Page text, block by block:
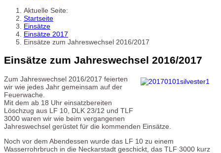
Aktuelle Seite:
Startseite
Einsätze
Einsätze 2017
Einsätze zum Jahreswechsel 2016/2017
Einsätze zum Jahreswechsel 2016/2017
Zum Jahreswechsel 2016/2017 feierten
wir wie jedes Jahr gemeinsam auf der
Feuerwache.
Mit dem ab 18 Uhr einsatzbereiten
Löschzug aus LF 10, DLK 23/12 und TLF
3000 waren wir wie beim vergangenen
Jahreswechsel gerüstet für die kommenden Einsätze.
Noch vor dem Abendessen wurde das LF 10 zu einem
Wasserrohrbruch in die Neckarstadt geschickt, das TLF 3000 kurz